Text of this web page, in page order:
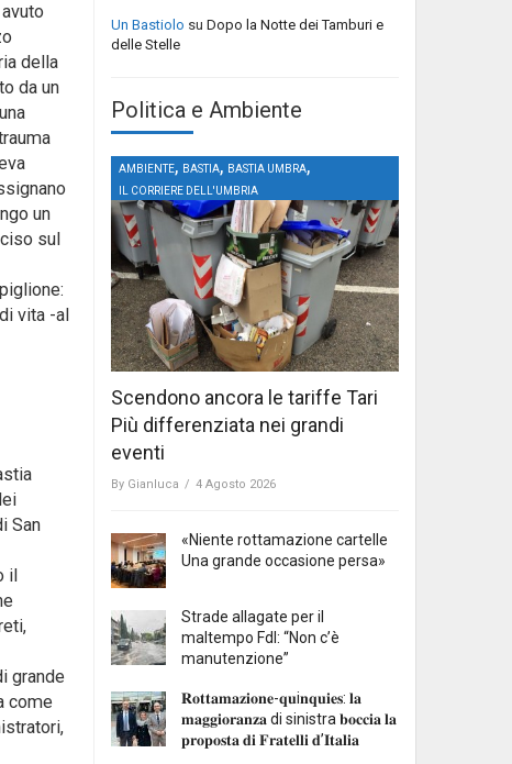
della
da un
un
sul
vita -al
San
il
grande
come
Un Bastiolo su Dopo la Notte dei Tamburi e
delle Stelle
Politica e Ambiente
AMBIENTE, BASTIA, BASTIA UMBRA,
IL CORRIERE DELL'UMBRIA
Scendono ancora le tariffe Tari
Più differenziata nei grandi
eventi
By Gianluca / 4 Agosto 2026
«Niente rottamazione cartelle
Una grande occasione persa»
Strade allagate per il
maltempo FdI: “Non c’è
manutenzione”
𝐑𝐨𝐭𝐭𝐚𝐦𝐚𝐳𝐢𝐨𝐧𝐞-𝐪𝐮i𝐧𝐪𝐮𝐢𝐞𝐬: 𝐥𝐚
𝐦𝐚𝐠𝐠𝐢𝐨𝐫𝐚𝐧𝐳𝐚 di sinistra 𝐛𝐨𝐜𝐜𝐢𝐚 𝐥𝐚
𝐩𝐫𝐨𝐩𝐨𝐬𝐭𝐚 𝐝𝐢 𝐅𝐫𝐚𝐭𝐞𝐥𝐥𝐢 𝐝’𝐈𝐭𝐚𝐥𝐢𝐚